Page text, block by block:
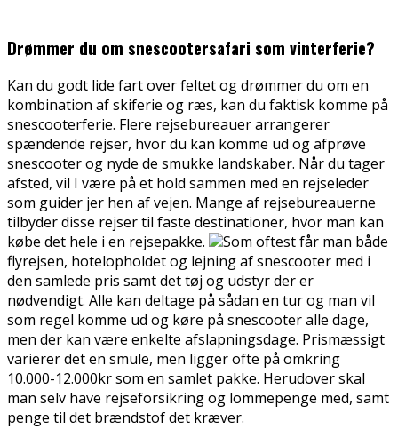
Drømmer du om snescootersafari som vinterferie?
Kan du godt lide fart over feltet og drømmer du om en
kombination af skiferie og ræs, kan du faktisk komme på
snescooterferie. Flere rejsebureauer arrangerer
spændende rejser, hvor du kan komme ud og afprøve
snescooter og nyde de smukke landskaber. Når du tager
afsted, vil I være på et hold sammen med en rejseleder
som guider jer hen af vejen. Mange af rejsebureauerne
tilbyder disse rejser til faste destinationer, hvor man kan
købe det hele i en rejsepakke.
Som oftest får man både
flyrejsen, hotelopholdet og lejning af snescooter med i
den samlede pris samt det tøj og udstyr der er
nødvendigt. Alle kan deltage på sådan en tur og man vil
som regel komme ud og køre på snescooter alle dage,
men der kan være enkelte afslapningsdage. Prismæssigt
varierer det en smule, men ligger ofte på omkring
10.000-12.000kr som en samlet pakke. Herudover skal
man selv have rejseforsikring og lommepenge med, samt
penge til det brændstof det kræver.